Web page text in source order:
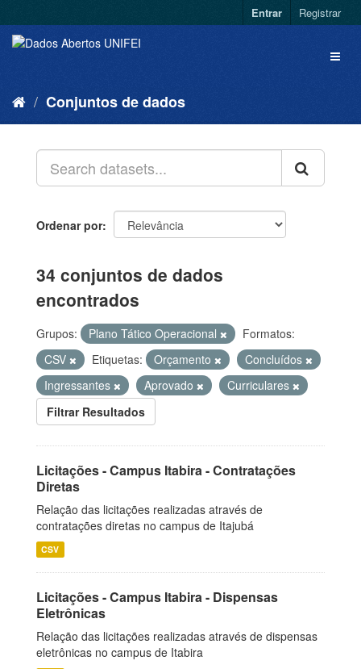
Entrar Registrar
Conjuntos de dados
Ordenar por
34 conjuntos de dados
encontrados
Grupos: Plano Tático Operacional
Formatos:
CSV
Etiquetas: Orçamento
Concluídos
Ingressantes
Aprovado
Curriculares
Filtrar Resultados
Licitações - Campus Itabira - Contratações
Diretas
Relação das licitações realizadas através de
contratações diretas no campus de Itajubá
CSV
Licitações - Campus Itabira - Dispensas
Eletrônicas
Relação das licitações realizadas através de dispensas
eletrônicas no campus de Itabira